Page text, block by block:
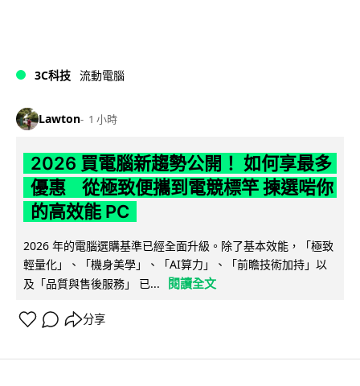
3C科技 流動電腦
Lawton 1 小時
2026 買電腦新趨勢公開！ 如何享最多
優惠 從極致便攜到電競標竿 揀選啱你
的高效能 PC
2026 年的電腦選購基準已經全面升級。除了基本效能，「極致
輕量化」、「機身美學」、「AI算力」、「前瞻技術加持」以
及「品質與售後服務」 已...
閱讀全文
分享